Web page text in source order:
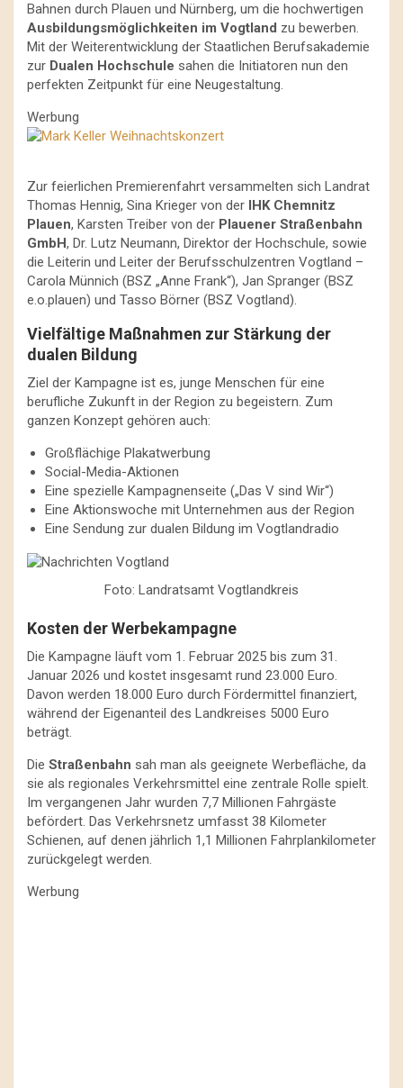
Bahnen durch Plauen und Nürnberg, um die hochwertigen
Ausbildungsmöglichkeiten im Vogtland zu bewerben.
Mit der Weiterentwicklung der Staatlichen Berufsakademie
zur Dualen Hochschule sahen die Initiatoren nun den
perfekten Zeitpunkt für eine Neugestaltung.
Werbung
Zur feierlichen Premierenfahrt versammelten sich Landrat
Thomas Hennig, Sina Krieger von der IHK Chemnitz
Plauen, Karsten Treiber von der Plauener Straßenbahn
GmbH, Dr. Lutz Neumann, Direktor der Hochschule, sowie
die Leiterin und Leiter der Berufsschulzentren Vogtland –
Carola Münnich (BSZ „Anne Frank“), Jan Spranger (BSZ
e.o.plauen) und Tasso Börner (BSZ Vogtland).
Vielfältige Maßnahmen zur Stärkung der
dualen Bildung
Ziel der Kampagne ist es, junge Menschen für eine
berufliche Zukunft in der Region zu begeistern. Zum
ganzen Konzept gehören auch:
Großflächige Plakatwerbung
Social-Media-Aktionen
Eine spezielle Kampagnenseite („Das V sind Wir“)
Eine Aktionswoche mit Unternehmen aus der Region
Eine Sendung zur dualen Bildung im Vogtlandradio
Foto: Landratsamt Vogtlandkreis
Kosten der Werbekampagne
Die Kampagne läuft vom 1. Februar 2025 bis zum 31.
Januar 2026 und kostet insgesamt rund 23.000 Euro.
Davon werden 18.000 Euro durch Fördermittel finanziert,
während der Eigenanteil des Landkreises 5000 Euro
beträgt.
Die Straßenbahn sah man als geeignete Werbefläche, da
sie als regionales Verkehrsmittel eine zentrale Rolle spielt.
Im vergangenen Jahr wurden 7,7 Millionen Fahrgäste
befördert. Das Verkehrsnetz umfasst 38 Kilometer
Schienen, auf denen jährlich 1,1 Millionen Fahrplankilometer
zurückgelegt werden.
Werbung